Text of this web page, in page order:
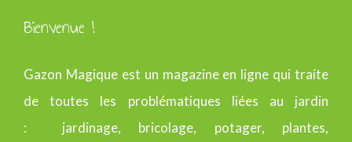
Bienvenue !
Gazon Magique est un magazine en ligne qui traite
de toutes les problématiques liées au jardin
: jardinage, bricolage, potager, plantes,